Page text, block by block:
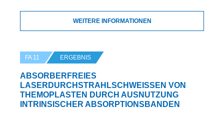
WEITERE INFORMATIONEN
FA 11 ERGEBNIS
ABSORBERFREIES
LASERDURCHSTRAHLSCHWEISSEN VON T
HEMOPLASTEN DURCH AUSNUTZUNG I
NTRINSISCHER ABSORPTIONSBANDEN